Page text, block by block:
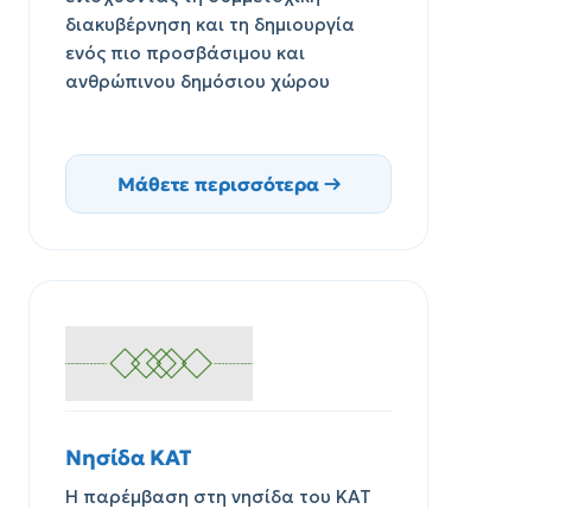
διακυβέρνηση και τη δημιουργία
ενός πιο προσβάσιμου και
ανθρώπινου δημόσιου χώρου
Μάθετε περισσότερα →
Νησίδα ΚΑΤ
Η παρέμβαση στη νησίδα του ΚΑΤ